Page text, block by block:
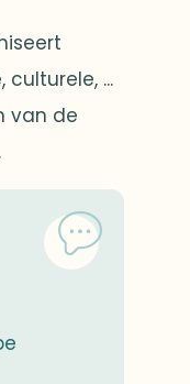
...
van de